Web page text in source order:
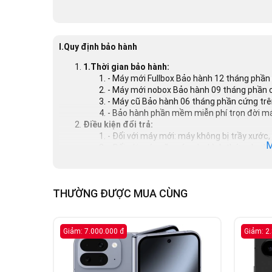
I.Quy định bảo hành
1.Thời gian bảo hành:
- Máy mới Fullbox Bảo hành 12 tháng
- Máy mới nobox Bảo hành 09 tháng
- Máy cũ Bảo hành 06 tháng phần cứng
- Bảo hành phần mềm miễn phí trọn đời
Điều kiện đổi trả:
- Đối với máy mới: máy không bị trầy
- Đối với máy cũ: máy còn hình thức như
- Máy có dấu hiệu bị ướt mưa, rơi vào
- Máy có sự can thiệp về phần cứng và
- Không bảo hành màn hình bị bể mực,
Quy định bảo hành đối với phụ kiện
- Phụ kiện sạc, cáp, tai nghe, pin bảo hành
THƯỜNG ĐƯỢC MUA CÙNG
Giảm: 7.000.000 đ Giảm: